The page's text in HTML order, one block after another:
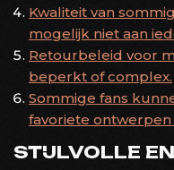
Kwaliteit van
mogelijk niet aan
Retourbeleid voor
beperkt of complex.
Sommige fans
favoriete
STIJLVOLLE